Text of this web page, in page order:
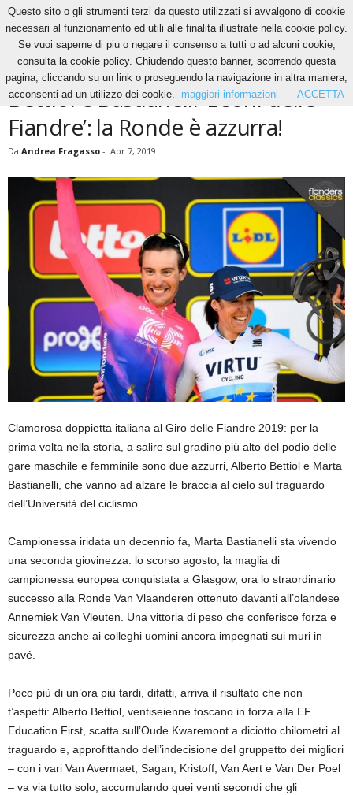
Ciclismo Bettiol e Bastianelli ‘Leoni delle Fiandre’: la Ronde è azzurra!
CICLISMO
Bettiol e Bastianelli ‘Leoni delle
Fiandre’: la Ronde è azzurra!
Da Andrea Fragasso - Apr 7, 2019
Clamorosa doppietta italiana al Giro delle Fiandre 2019: per la
prima volta nella storia, a salire sul gradino più alto del podio delle
gare maschile e femminile sono due azzurri, Alberto Bettiol e Marta
Bastianelli, che vanno ad alzare le braccia al cielo sul traguardo
dell’Università del ciclismo.
Campionessa iridata un decennio fa, Marta Bastianelli sta vivendo
una seconda giovinezza: lo scorso agosto, la maglia di
campionessa europea conquistata a Glasgow, ora lo straordinario
successo alla Ronde Van Vlaanderen ottenuto davanti all’olandese
Annemiek Van Vleuten. Una vittoria di peso che conferisce forza e
sicurezza anche ai colleghi uomini ancora impegnati sui muri in
pavé.
Poco più di un’ora più tardi, difatti, arriva il risultato che non
t’aspetti: Alberto Bettiol, ventiseienne toscano in forza alla EF
Education First, scatta sull’Oude Kwaremont a diciotto chilometri al
traguardo e, approfittando dell’indecisione del gruppetto dei migliori
– con i vari Van Avermaet, Sagan, Kristoff, Van Aert e Van Der Poel
– va via tutto solo, accumulando quei venti secondi che gli
Questo sito o gli strumenti terzi da questo utilizzati si avvalgono di cookie
necessari al funzionamento ed utili alle finalita illustrate nella cookie policy.
Se vuoi saperne di piu o negare il consenso a tutti o ad alcuni cookie,
consulta la cookie policy. Chiudendo questo banner, scorrendo questa
pagina, cliccando su un link o proseguendo la navigazione in altra maniera,
acconsenti ad un utilizzo dei cookie.
maggiori informazioni ACCETTA